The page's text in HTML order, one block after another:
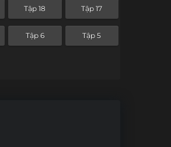
Tập 18 Tập 17
Tập 6 Tập 5